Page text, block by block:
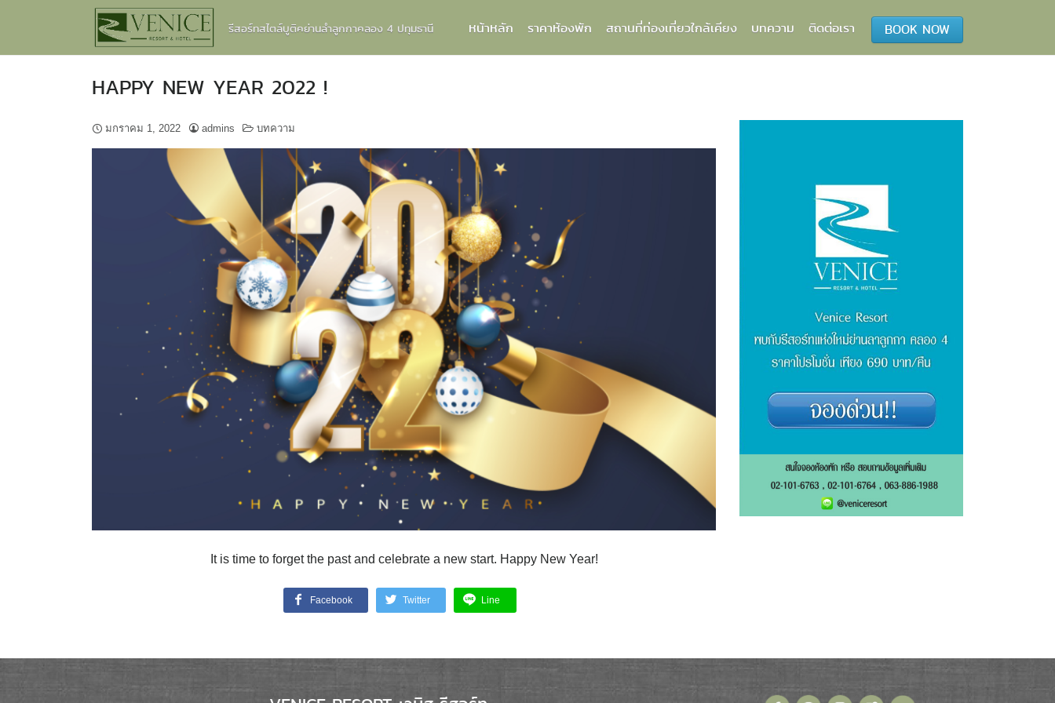
รีสอร์ทสไตล์บูติคย่านลำลูกกาคลอง 4 ปทุมธานี BOOK NOW
หน้าหลัก ราคาห้องพัก สถานที่ท่องเที่ยวใกล้เคียง บทความ ติดต่อเรา
HAPPY NEW YEAR 2022 !
มกราคม 1, 2022 admins บทความ
It is time to forget the past and celebrate a new start. Happy New Year!
Facebook Twitter Line